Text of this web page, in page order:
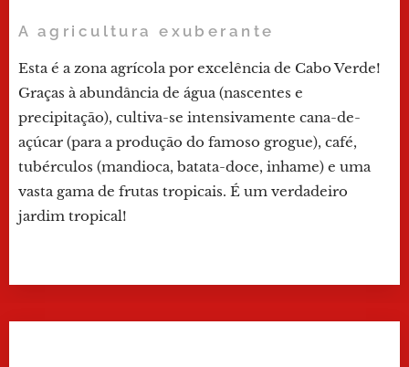
A agricultura exuberante
Esta é a zona agrícola por excelência de Cabo Verde!
Graças à abundância de água (nascentes e
precipitação), cultiva-se intensivamente cana-de-
açúcar (para a produção do famoso grogue), café,
tubérculos (mandioca, batata-doce, inhame) e uma
vasta gama de frutas tropicais. É um verdadeiro
jardim tropical!